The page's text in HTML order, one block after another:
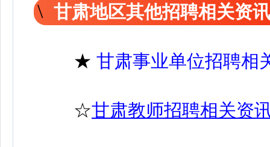
甘肃地区其他招聘相关资
★ 甘肃事业单位招聘相
☆甘肃教师招聘相关资